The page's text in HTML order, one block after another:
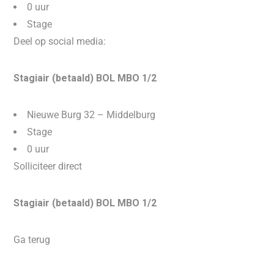
0 uur
Stage
Deel op social media:
Stagiair (betaald) BOL MBO 1/2
Nieuwe Burg 32 – Middelburg
Stage
0 uur
Solliciteer direct
Stagiair (betaald) BOL MBO 1/2
Ga terug